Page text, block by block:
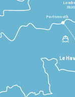
Le
3h30
Portsmouth